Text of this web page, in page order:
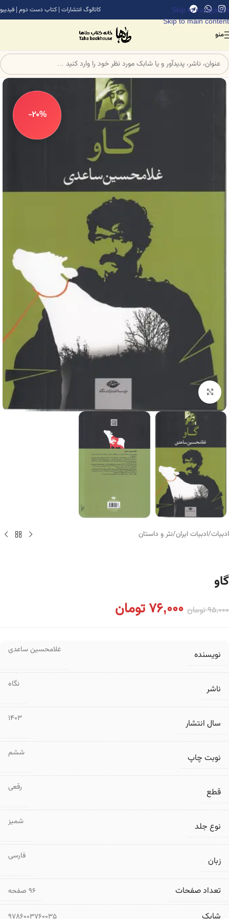
Skip to navigation
Skip to main content
کاتالوگ انتشارات | کتاب دست دوم | فیدیبو
منو
-20%
برای بزرگنمایی کلیک کنید
ادبیات/ادبیات ایران/نثر و داستان
گاو
95,000تومان 76,000تومان
نویسنده غلامحسین ساعدی
ناشر نگاه
سال انتشار 1403
نوبت چاپ ششم
قطع رقعی
نوع جلد شمیز
زبان فارسی
تعداد صفحات ۹۶ صفحه
9786003760035